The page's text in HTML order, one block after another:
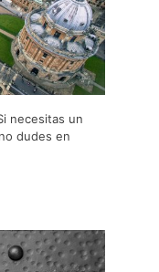
necesitas un
dudes en